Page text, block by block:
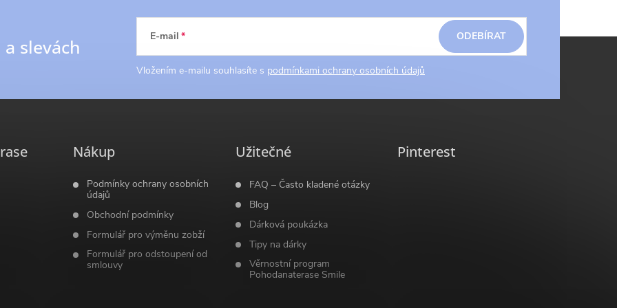
a slevách E-mail
Vložením e-mailu souhlasíte s podmínkami ochrany osobních údajů
ODEBÍRAT
Nákup
Podmínky ochrany osobních
údajů
Obchodní podmínky
Formulář pro výměnu zobží
Formulář pro odstoupení od
smlouvy
Užitečné
FAQ – Často kladené otázky
Blog
Dárková poukázka
Tipy na dárky
Věrnostní program
Pohodanaterase Smile
Pinterest